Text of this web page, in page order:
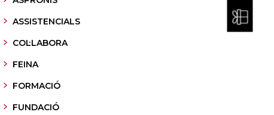
ASSISTENCIALS
COL·LABORA
FEINA
FORMACIÓ
FUNDACIÓ